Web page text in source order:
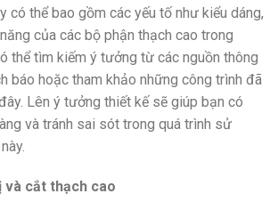
có thể bao gồm các yếu tố như kiểu dáng,
của các bộ phận thạch cao trong
thể tìm kiếm ý tưởng từ các nguồn thông
báo hoặc tham khảo những công trình đã
Lên ý tưởng thiết kế sẽ giúp bạn có
và tránh sai sót trong quá trình sử
và cắt thạch cao